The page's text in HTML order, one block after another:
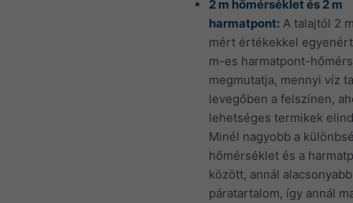
2 m hőmérséklet és 2 m
harmatpont: A talajtól 2
mért értékekkel
m-es harmatpont-
megmutatja, mennyi víz
levegőben a felszínen,
lehetséges termikek
Minél nagyobb a
hőmérséklet és a
között, annál
páratartalom, így annál